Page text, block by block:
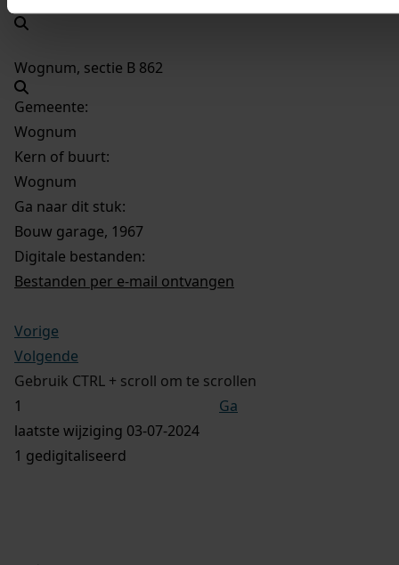
Wognum, sectie B 862
Gemeente:
Wognum
Kern of buurt:
Wognum
Ga naar dit stuk:
Bouw garage, 1967
Digitale bestanden:
Bestanden per e-mail ontvangen
Vorige
Volgende
Gebruik CTRL + scroll om te scrollen
Ga
laatste wijziging 03-07-2024
1 gedigitaliseerd